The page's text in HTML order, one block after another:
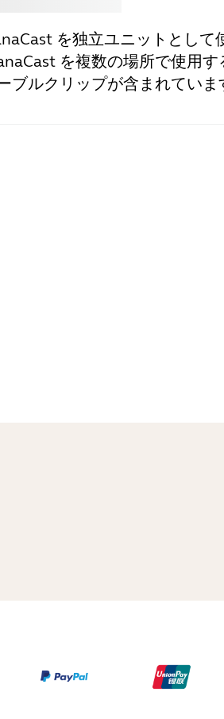
を独立ユニットとして
を複数の場所で使用す
ブルクリップが含まれていま